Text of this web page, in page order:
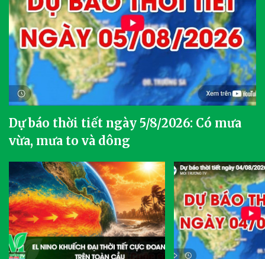
Dự báo thời tiết ngày 5/8/2026: Có mưa
vừa, mưa to và dông